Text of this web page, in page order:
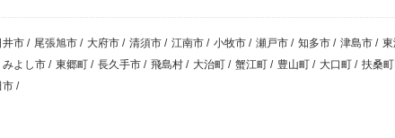
井市 / 尾張旭市 / 大府市 / 清須市 / 江南市 / 小牧市 / 瀬戸市 / 知多市 / 津島市 /
みよし市 / 東郷町 / 長久手市 / 飛島村 / 大治町 / 蟹江町 / 豊山町 / 大口町 / 扶桑町
市 /